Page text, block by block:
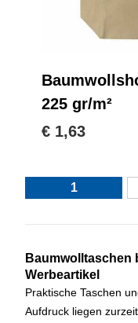
225 gr/m²
€ 1,63
1
Baumwolltaschen
Werbeartikel
Praktische Taschen
Aufdruck liegen